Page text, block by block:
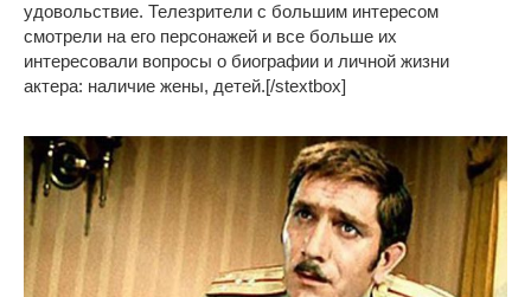
удовольствие. Телезрители с большим интересом
смотрели на его персонажей и все больше их
интересовали вопросы о биографии и личной жизни
актера: наличие жены, детей.[/stextbox]